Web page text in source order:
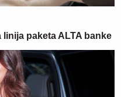
paketa ALTA banke